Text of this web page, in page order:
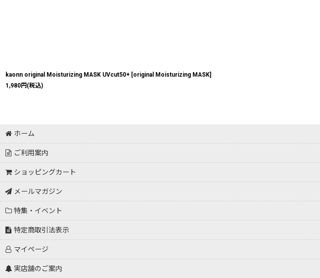
kaonn original Moisturizing MASK UVcut50+ [original Moisturizing MASK]
1,980円 (税込)
ホーム
ご利用案内
ショッピングカート
メールマガジン
特集・イベント
特定商取引法表示
マイページ
実店舗のご案内